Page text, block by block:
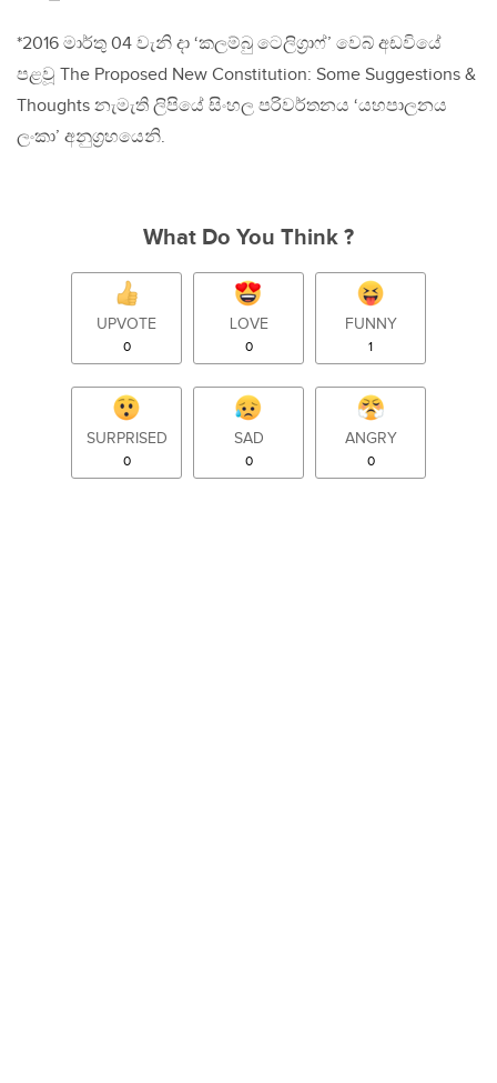
*2016 මාර්තු 04 වැනි දා ‘කලම්බු ටෙලිග‍්‍රාෆ්’ වෙබ් අඩවියේ
පළවූ The Proposed New Constitution: Some Suggestions &
Thoughts නැමැති ලිපියේ සිංහල පරිවර්තනය ‘යහපාලනය
ලංකා’ අනුග‍්‍රහයෙනි.
What Do You Think ?
UPVOTE
0
LOVE
0
FUNNY
1
SURPRISED
0
SAD
0
ANGRY
0